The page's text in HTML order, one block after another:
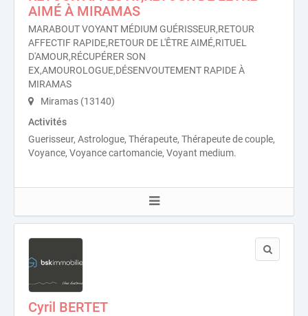
AIMÉ À MIRAMAS
MARABOUT VOYANT MÉDIUM GUÉRISSEUR,RETOUR
AFFECTIF RAPIDE,RETOUR DE L'ÊTRE AIMÉ,RITUEL
D'AMOUR,RÉCUPÉRER SON
EX,AMOUROLOGUE,DÉSENVOUTEMENT RAPIDE À
MIRAMAS
Miramas (13140)
Activités
Guerisseur, Astrologue, Thérapeute, Thérapeute de couple,
Voyance, Voyance cartomancie, Voyant medium.
Cyril BERTET